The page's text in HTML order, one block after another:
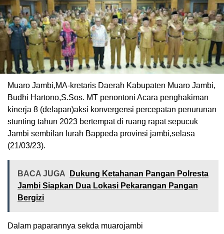
Muaro Jambi,MA-kretaris Daerah Kabupaten Muaro Jambi,
Budhi Hartono,S.Sos. MT penontoni Acara penghakiman
kinerja 8 (delapan)aksi konvergensi percepatan penurunan
stunting tahun 2023 bertempat di ruang rapat sepucuk
Jambi sembilan lurah Bappeda provinsi jambi,selasa
(21/03/23).
BACA JUGA
Dukung Ketahanan Pangan Polresta
Jambi Siapkan Dua Lokasi Pekarangan Pangan
Bergizi
Dalam paparannya sekda muarojambi